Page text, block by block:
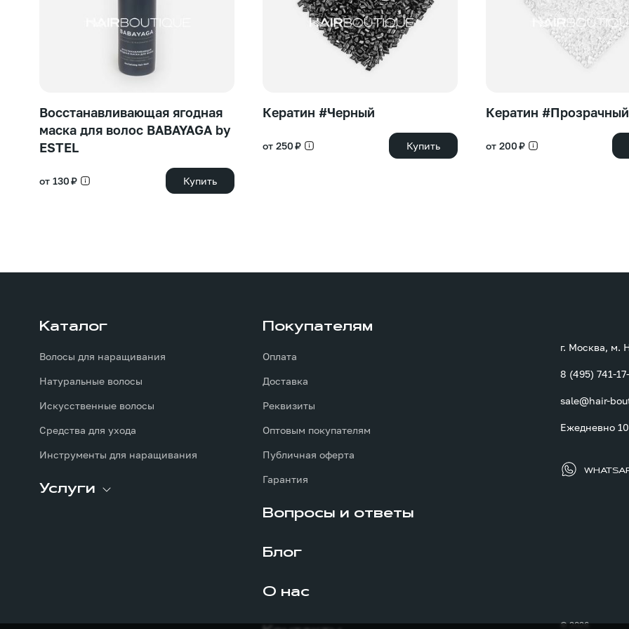
Восстанавливающая ягодная
маска для волос BABAYAGA by
ESTEL
от 130 ₽ Купить
Кератин #Черный
от 250 ₽ Купить
Кератин #Прозрачный
от 200 ₽
Каталог
Волосы для наращивания
Натуральные волосы
Искусственные волосы
Средства для ухода
Инструменты для наращивания
Услуги
Покупателям
Оплата
Доставка
Реквизиты
Оптовым покупателям
Публичная оферта
Гарантия
Вопросы и ответы
Блог
О нас
г. Москва, м.
8 (495) 741-
sale@hair-
Ежедневно
© 2026